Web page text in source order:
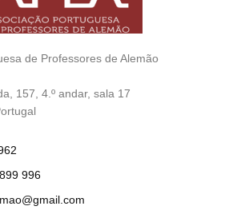
de Professores de Alemão
157, 4.º andar, sala 17
996